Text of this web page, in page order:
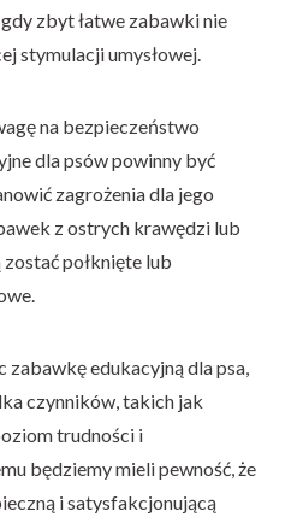
zbyt łatwe zabawki nie
stymulacji umysłowej.
na bezpieczeństwo
dla psów powinny być
zagrożenia dla jego
z ostrych krawędzi lub
połknięte lub
zabawkę edukacyjną dla psa,
czynników, takich jak
trudności i
będziemy mieli pewność, że
i satysfakcjonującą